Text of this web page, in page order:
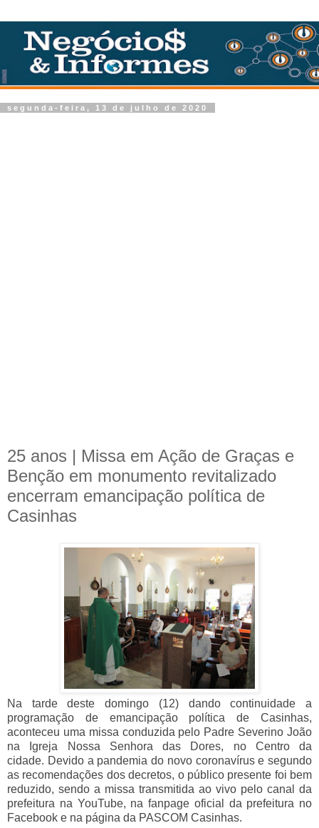
segunda-feira, 13 de julho de 2020
25 anos | Missa em Ação de Graças e
Benção em monumento revitalizado
encerram emancipação política de
Casinhas
Na tarde deste domingo (12) dando continuidade a
programação de emancipação política de Casinhas,
aconteceu uma missa conduzida pelo Padre Severino João
na Igreja Nossa Senhora das Dores, no Centro da
cidade. Devido a pandemia do novo coronavírus e segundo
as recomendações dos decretos, o público presente foi bem
reduzido, sendo a missa transmitida ao vivo pelo canal da
prefeitura na YouTube, na fanpage oficial da prefeitura no
Facebook e na página da PASCOM Casinhas.